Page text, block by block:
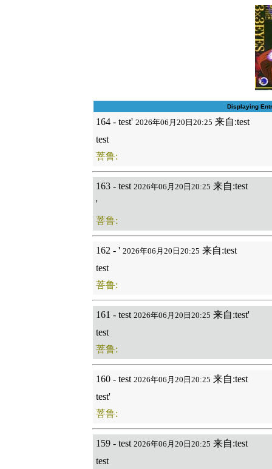
Displaying
164 - test' 2026年06月20日20:25 来自:test
test
菩鲁:
163 - test 2026年06月20日20:25 来自:test
'
菩鲁:
162 - ' 2026年06月20日20:25 来自:test
test
菩鲁:
161 - test 2026年06月20日20:25 来自:test'
test
菩鲁:
160 - test 2026年06月20日20:25 来自:test
test'
菩鲁:
159 - test 2026年06月20日20:25 来自:test
test